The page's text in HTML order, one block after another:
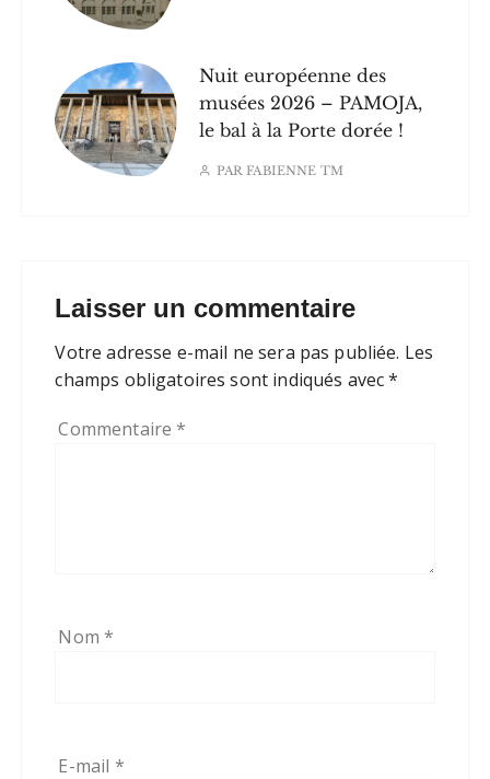
Nuit européenne des
musées 2026 – PAMOJA,
le bal à la Porte dorée !
PARFABIENNE TM
Laisser un commentaire
Votre adresse e-mail ne sera pas publiée. Les
champs obligatoires sont indiqués avec*
Commentaire*
Nom*
E-mail *